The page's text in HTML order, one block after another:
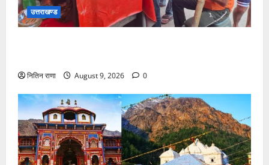
उत्तराखण्ड
नितिन राणा August 9, 2026 0